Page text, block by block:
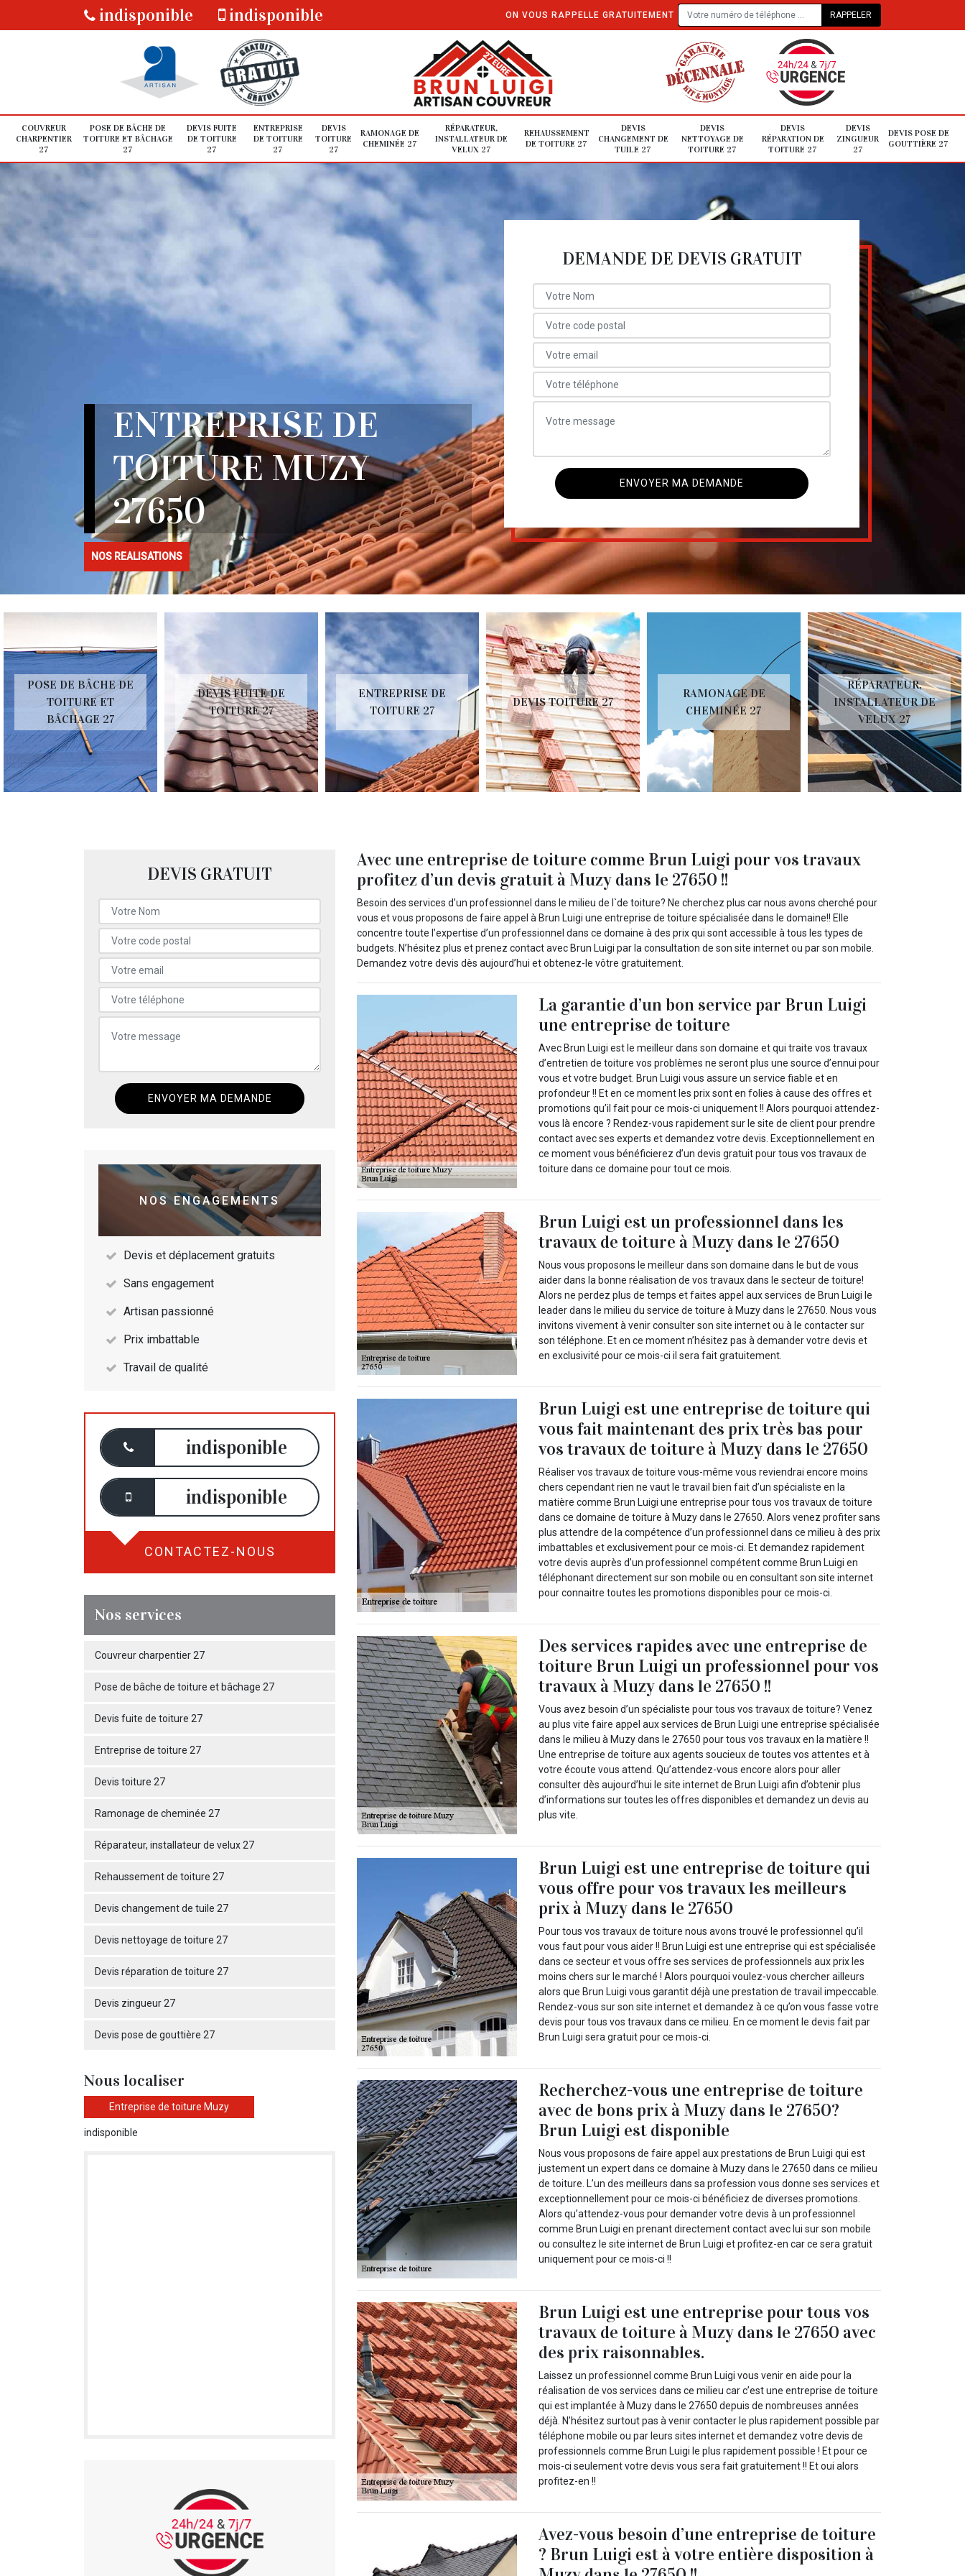
indisponible indisponible ON VOUS RAPPELLE GRATUITEMENT
COUVREUR
CHARPENTIER
27
POSE DE BÂCHE DE
TOITURE ET BÂCHAGE
27
DEVIS FUITE
DE TOITURE
27
ENTREPRISE
DE TOITURE
27
DEVIS
TOITURE
27
RAMONAGE DE
CHEMINÉE 27
RÉPARATEUR,
INSTALLATEUR DE
VELUX 27
REHAUSSEMENT
DE TOITURE 27
DEVIS
CHANGEMENT DE
TUILE 27
DEVIS
NETTOYAGE DE
TOITURE 27
DEVIS
RÉPARATION DE
TOITURE 27
DEVIS
ZINGUEUR
27
DEVIS POSE DE
GOUTTIÈRE 27
ENTREPRISE DE
TOITURE MUZY
27650
NOS REALISATIONS
DEMANDE DE DEVIS GRATUIT
POSE DE BÂCHE DE
TOITURE ET
BÂCHAGE 27
DEVIS FUITE DE
TOITURE 27
ENTREPRISE DE
TOITURE 27
DEVIS TOITURE 27
RAMONAGE DE
CHEMINÉE 27
RÉPARATEUR,
INSTALLATEUR DE
VELUX 27
DEVIS GRATUIT
NOS ENGAGEMENTS
Devis et déplacement gratuits
Sans engagement
Artisan passionné
Prix imbattable
Travail de qualité
indisponible
indisponible
CONTACTEZ-NOUS
Nos services
Couvreur charpentier 27
Pose de bâche de toiture et bâchage 27
Devis fuite de toiture 27
Entreprise de toiture 27
Devis toiture 27
Ramonage de cheminée 27
Réparateur, installateur de velux 27
Rehaussement de toiture 27
Devis changement de tuile 27
Devis nettoyage de toiture 27
Devis réparation de toiture 27
Devis zingueur 27
Devis pose de gouttière 27
Nous localiser
Entreprise de toiture Muzy
indisponible
Avec une entreprise de toiture comme Brun Luigi pour vos travaux
profitez d’un devis gratuit à Muzy dans le 27650 !!
Besoin des services d’un professionnel dans le milieu de l`de toiture? Ne cherchez plus car nous avons cherché pour
vous et vous proposons de faire appel à Brun Luigi une entreprise de toiture spécialisée dans le domaine!! Elle
concentre toute l’expertise d’un professionnel dans ce domaine à des prix qui sont accessible à tous les types de
budgets. N’hésitez plus et prenez contact avec Brun Luigi par la consultation de son site internet ou par son mobile.
Demandez votre devis dès aujourd’hui et obtenez-le vôtre gratuitement.
La garantie d’un bon service par Brun Luigi
une entreprise de toiture
Avec Brun Luigi est le meilleur dans son domaine et qui traite vos travaux
d’entretien de toiture vos problèmes ne seront plus une source d’ennui pour
vous et votre budget. Brun Luigi vous assure un service fiable et en
profondeur !! Et en ce moment les prix sont en folies à cause des offres et
promotions qu’il fait pour ce mois-ci uniquement !! Alors pourquoi attendez-
vous là encore ? Rendez-vous rapidement sur le site de client pour prendre
contact avec ses experts et demandez votre devis. Exceptionnellement en
ce moment vous bénéficierez d’un devis gratuit pour tous vos travaux de
toiture dans ce domaine pour tout ce mois.
Brun Luigi est un professionnel dans les
travaux de toiture à Muzy dans le 27650
Nous vous proposons le meilleur dans son domaine dans le but de vous
aider dans la bonne réalisation de vos travaux dans le secteur de toiture!
Alors ne perdez plus de temps et faites appel aux services de Brun Luigi le
leader dans le milieu du service de toiture à Muzy dans le 27650. Nous vous
invitons vivement à venir consulter son site internet ou à le contacter sur
son téléphone. Et en ce moment n’hésitez pas à demander votre devis et
en exclusivité pour ce mois-ci il sera fait gratuitement.
Brun Luigi est une entreprise de toiture qui
vous fait maintenant des prix très bas pour
vos travaux de toiture à Muzy dans le 27650
Réaliser vos travaux de toiture vous-même vous reviendrai encore moins
chers cependant rien ne vaut le travail bien fait d’un spécialiste en la
matière comme Brun Luigi une entreprise pour tous vos travaux de toiture
dans ce domaine de toiture à Muzy dans le 27650. Alors venez profiter sans
plus attendre de la compétence d’un professionnel dans ce milieu à des prix
imbattables et exclusivement pour ce mois-ci. Et demandez rapidement
votre devis auprès d’un professionnel compétent comme Brun Luigi en
téléphonant directement sur son mobile ou en consultant son site internet
pour connaitre toutes les promotions disponibles pour ce mois-ci.
Des services rapides avec une entreprise de
toiture Brun Luigi un professionnel pour vos
travaux à Muzy dans le 27650 !!
Vous avez besoin d’un spécialiste pour tous vos travaux de toiture? Venez
au plus vite faire appel aux services de Brun Luigi une entreprise spécialisée
dans le milieu à Muzy dans le 27650 pour tous vos travaux en la matière !!
Une entreprise de toiture aux agents soucieux de toutes vos attentes et à
votre écoute vous attend. Qu’attendez-vous encore alors pour aller
consulter dès aujourd’hui le site internet de Brun Luigi afin d’obtenir plus
d’informations sur toutes les offres disponibles et demandez un devis au
plus vite.
Brun Luigi est une entreprise de toiture qui
vous offre pour vos travaux les meilleurs
prix à Muzy dans le 27650
Pour tous vos travaux de toiture nous avons trouvé le professionnel qu’il
vous faut pour vous aider !! Brun Luigi est une entreprise qui est spécialisée
dans ce secteur et vous offre ses services de professionnels aux prix les
moins chers sur le marché ! Alors pourquoi voulez-vous chercher ailleurs
alors que Brun Luigi vous garantit déjà une prestation de travail impeccable.
Rendez-vous sur son site internet et demandez à ce qu’on vous fasse votre
devis pour tous vos travaux dans ce milieu. En ce moment le devis fait par
Brun Luigi sera gratuit pour ce mois-ci.
Recherchez-vous une entreprise de toiture
avec de bons prix à Muzy dans le 27650?
Brun Luigi est disponible
Nous vous proposons de faire appel aux prestations de Brun Luigi qui est
justement un expert dans ce domaine à Muzy dans le 27650 dans ce milieu
de toiture. L’un des meilleurs dans sa profession vous donne ses services et
exceptionnellement pour ce mois-ci bénéficiez de diverses promotions.
Alors qu’attendez-vous pour demander votre devis à un professionnel
comme Brun Luigi en prenant directement contact avec lui sur son mobile
ou consultez le site internet de Brun Luigi et profitez-en car ce sera gratuit
uniquement pour ce mois-ci !!
Brun Luigi est une entreprise pour tous vos
travaux de toiture à Muzy dans le 27650 avec
des prix raisonnables.
Laissez un professionnel comme Brun Luigi vous venir en aide pour la
réalisation de vos services dans ce milieu car c’est une entreprise de toiture
qui est implantée à Muzy dans le 27650 depuis de nombreuses années
déjà. N’hésitez surtout pas à venir contacter le plus rapidement possible par
téléphone mobile ou par leurs sites internet et demandez votre devis de
professionnels comme Brun Luigi le plus rapidement possible ! Et pour ce
mois-ci seulement votre devis vous sera fait gratuitement !! Et oui alors
profitez-en !!
Avez-vous besoin d’une entreprise de toiture
? Brun Luigi est à votre entière disposition à